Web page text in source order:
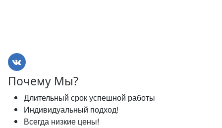
Почему Мы?
Длительный срок успешной работы
Индивидуальный подход!
Всегда низкие цены!